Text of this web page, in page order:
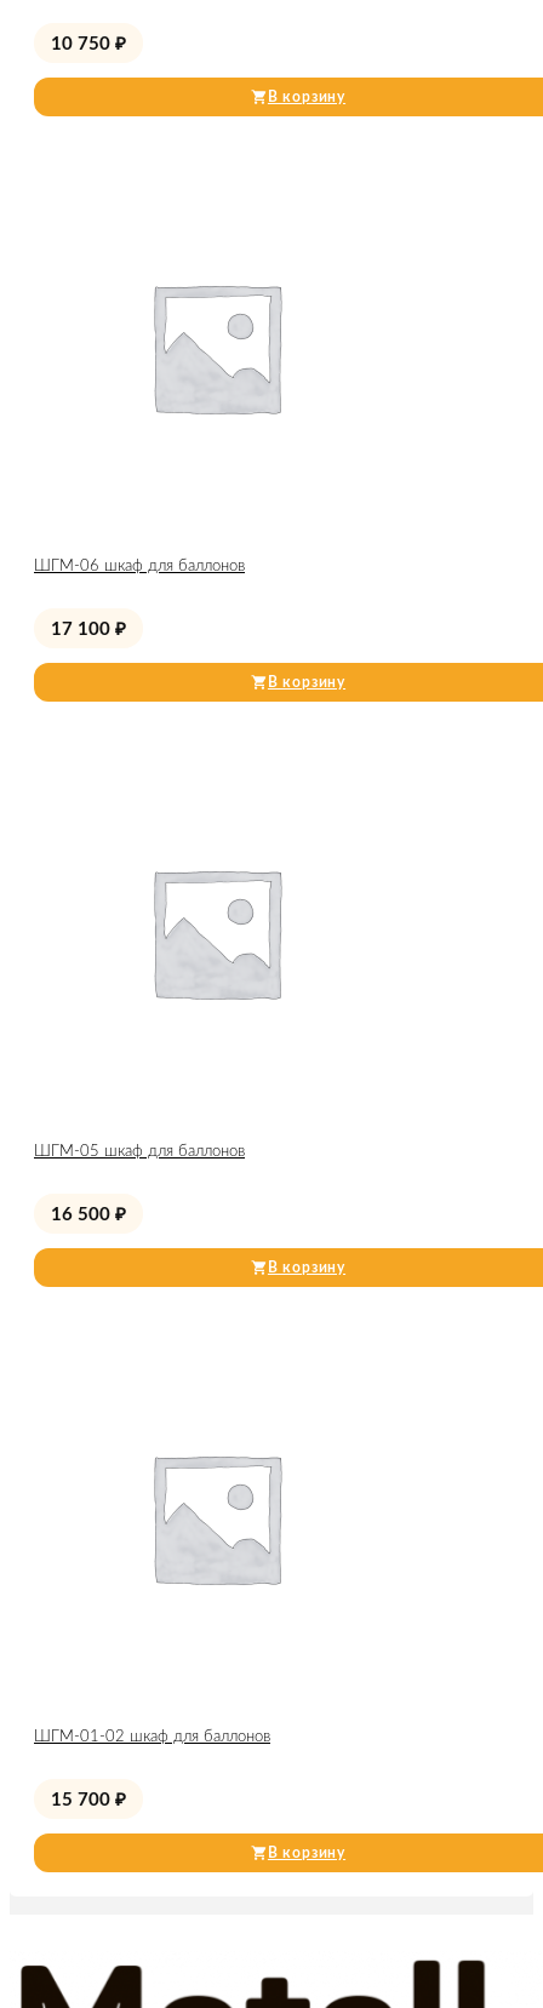
10 750 ₽
В корзину
ШГМ-06 шкаф для баллонов
17 100 ₽
В корзину
ШГМ-05 шкаф для баллонов
16 500 ₽
В корзину
ШГМ-01-02 шкаф для баллонов
15 700 ₽
В корзину